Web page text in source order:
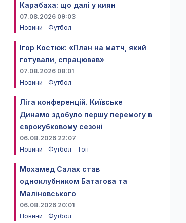
Карабаха: що далі у киян
07.08.2026 09:03
Новини
Футбол
Ігор Костюк: «План на матч, який
готували, спрацював»
07.08.2026 08:01
Новини
Футбол
Ліга конференцій. Київське
Динамо здобуло першу перемогу в
єврокубковому сезоні
06.08.2026 22:07
Новини
Футбол Топ
Мохамед Салах став
одноклубником Батагова та
Маліновського
06.08.2026 20:01
Новини
Футбол